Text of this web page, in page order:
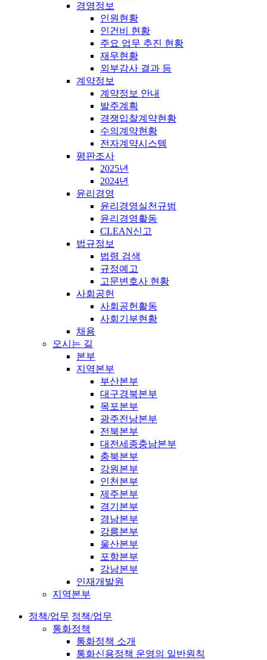
경영정보
인원현황
인건비 현황
주요 업무 추진 현황
재무현황
외부감사 결과 등
계약정보
계약정보 안내
발주계획
경쟁입찰계약현황
수의계약현황
전자계약시스템
평판조사
2025년
2024년
윤리경영
윤리경영실천규범
윤리경영활동
CLEAN신고
법규정보
법령 검색
규정예고
고문변호사 현황
사회공헌
사회공헌활동
사회기부현황
채용
오시는 길
본부
지역본부
부산본부
대구경북본부
목포본부
광주전남본부
전북본부
대전세종충남본부
충북본부
강원본부
인천본부
제주본부
경기본부
경남본부
강릉본부
울산본부
포항본부
강남본부
인재개발원
지역본부
정책/업무 정책/업무
통화정책
통화정책 소개
통화신용정책 운영의 일반원칙